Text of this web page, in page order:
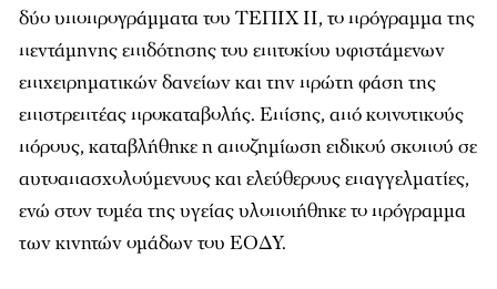
δύο υποπρογράμματα του ΤΕΠΙΧ ΙΙ, το πρόγραμμα της
πεντάμηνης επιδότησης του επιτοκίου υφιστάμενων
επιχειρηματικών δανείων και την πρώτη φάση της
επιστρεπτέας προκαταβολής. Επίσης, από κοινοτικούς
πόρους, καταβλήθηκε η αποζημίωση ειδικού σκοπού σε
αυτοαπασχολούμενους και ελεύθερους επαγγελματίες,
ενώ στον τομέα της υγείας υλοποιήθηκε το πρόγραμμα
των κινητών ομάδων του ΕΟΔΥ.